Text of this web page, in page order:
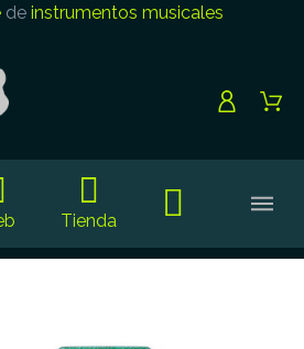
de instrumentos musicales
Tienda